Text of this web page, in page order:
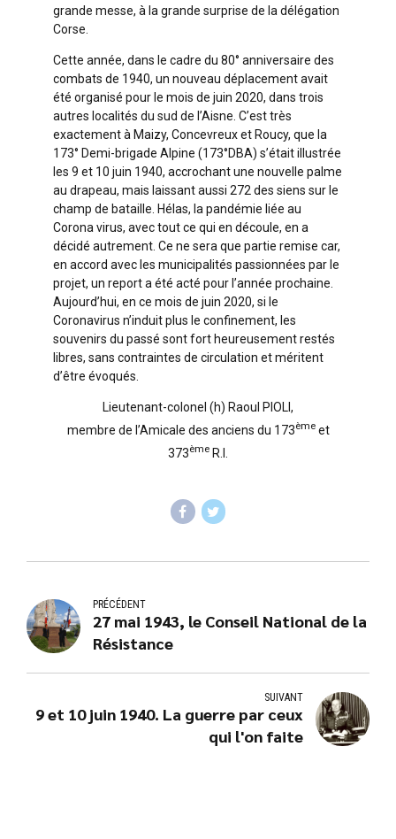
grande messe, à la grande surprise de la délégation
Corse.
Cette année, dans le cadre du 80° anniversaire des
combats de 1940, un nouveau déplacement avait
été organisé pour le mois de juin 2020, dans trois
autres localités du sud de l’Aisne. C’est très
exactement à Maizy, Concevreux et Roucy, que la
173° Demi-brigade Alpine (173°DBA) s’était illustrée
les 9 et 10 juin 1940, accrochant une nouvelle palme
au drapeau, mais laissant aussi 272 des siens sur le
champ de bataille. Hélas, la pandémie liée au
Corona virus, avec tout ce qui en découle, en a
décidé autrement. Ce ne sera que partie remise car,
en accord avec les municipalités passionnées par le
projet, un report a été acté pour l’année prochaine.
Aujourd’hui, en ce mois de juin 2020, si le
Coronavirus n’induit plus le confinement, les
souvenirs du passé sont fort heureusement restés
libres, sans contraintes de circulation et méritent
d’être évoqués.
Lieutenant-colonel (h) Raoul PIOLI,
membre de l’Amicale des anciens du 173èmeet
373ème R.I.
PRÉCÉDENT
27 mai 1943, le Conseil National de la
Résistance
SUIVANT
9 et 10 juin 1940. La guerre par ceux
qui l'on faite